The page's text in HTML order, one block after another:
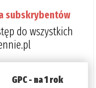
subskrybentów
do wszystkich
GPC - na 1 rok